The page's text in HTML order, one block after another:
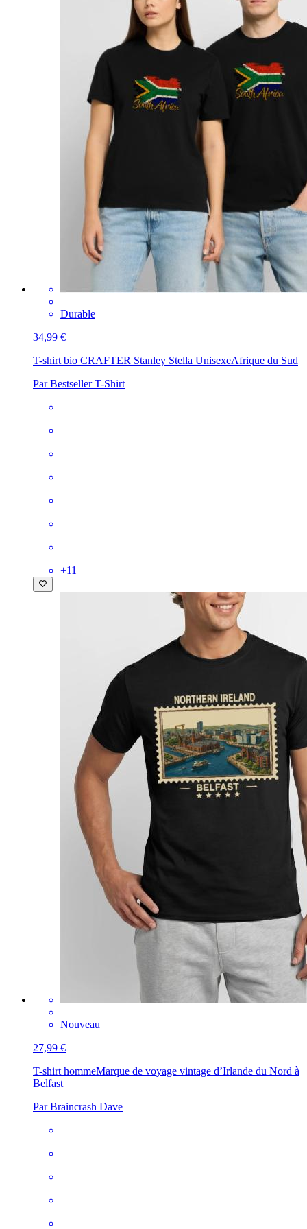
Durable
34,99 €
T-shirt bio CRAFTER Stanley Stella UnisexeAfrique du Sud
Par Bestseller T-Shirt
+11
Nouveau
27,99 €
T-shirt hommeMarque de voyage vintage d’Irlande du Nord à
Belfast
Par Braincrash Dave